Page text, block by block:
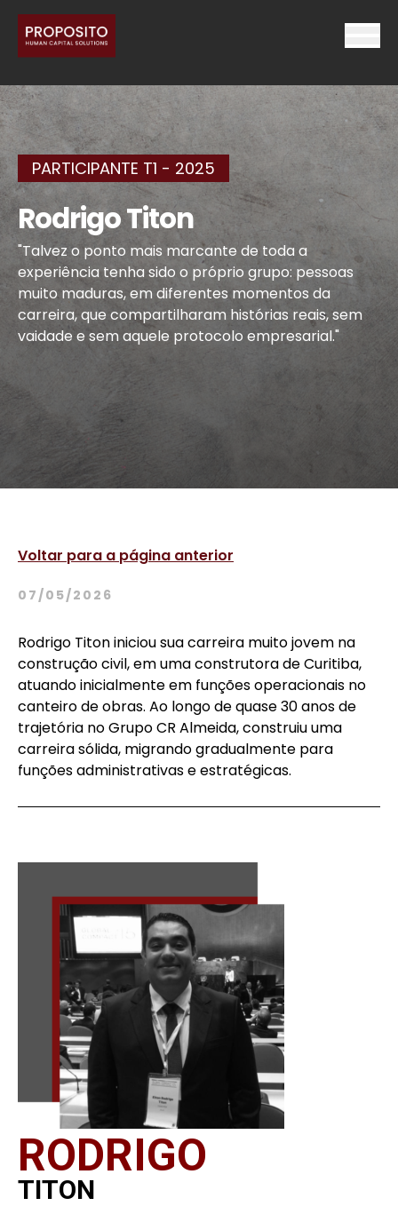
PARTICIPANTE T1 - 2025
Rodrigo Titon
"Talvez o ponto mais marcante de toda a
experiência tenha sido o próprio grupo: pessoas
muito maduras, em diferentes momentos da
carreira, que compartilharam histórias reais, sem
vaidade e sem aquele protocolo empresarial."
Voltar para a página anterior
07/05/2026
Rodrigo Titon iniciou sua carreira muito jovem na
construção civil, em uma construtora de Curitiba,
atuando inicialmente em funções operacionais no
canteiro de obras. Ao longo de quase 30 anos de
trajetória no Grupo CR Almeida, construiu uma
carreira sólida, migrando gradualmente para
funções administrativas e estratégicas.
RODRIGO
TITON